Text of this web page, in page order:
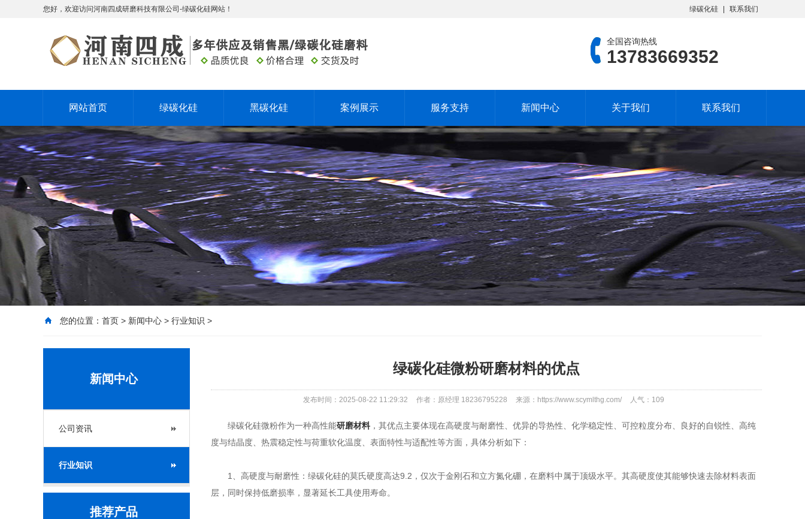
您好，欢迎访问河南四成研磨科技有限公司-绿碳化硅网站！ 绿碳化硅 联系我们
全国咨询热线
13783669352
网站首页 绿碳化硅 黑碳化硅 案例展示 服务支持 新闻中心 关于我们 联系我们
您的位置： 首页 > 新闻中心 > 行业知识 >
新闻中心
公司资讯
行业知识
推荐产品
绿碳化硅微粉研磨材料的优点
发布时间：2025-08-22 11:29:32 作者：原经理 18236795228 来源：https://www.scymlthg.com/ 人气： 109
绿碳化硅微粉作为一种高性能研磨材料 ，其优点主要体现在高硬度与耐磨性、优异的导热性、化学稳定性、可控粒度分布、良好的自锐性、高纯
度与结晶度、热震稳定性与荷重软化温度、表面特性与适配性等方面，具体分析如下：
1、高硬度与耐磨性：绿碳化硅的莫氏硬度高达9.2，仅次于金刚石和立方氮化硼，在磨料中属于顶级水平。其高硬度使其能够快速去除材料表面
层，同时保持低磨损率，显著延长工具使用寿命。